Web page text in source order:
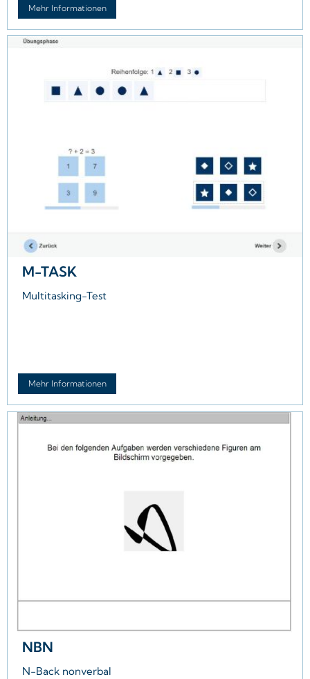
Mehr Informationen
M-TASK
Multitasking-Test
Mehr Informationen
NBN
N-Back nonverbal